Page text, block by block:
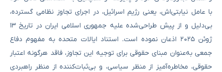
با عامل نیابتی‌اش، یعنی رژیم اسرائیل، در اجرای تجاوز نظامی گسترده،
بی‌دلیل و از پیش طراحی‌شده علیه جمهوری اسلامی ایران در تاریخ ۱۳
ژوئن ۲۰۲۵ اذعان نموده است. استناد ایالات متحده به مفهوم دفاع
جمعی به‌عنوان مبنای حقوقی برای توجیه این تجاوز، فاقد هرگونه اعتبار
حقوقی، مخاطره‌آمیز از منظر سیاسی، و بی‌ثبات‌کننده از منظر راهبردی